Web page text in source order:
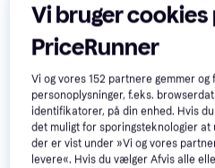
500+
Vi bruger cookies
PriceRunner
Vi og vores152 partnere gemmer og
personoplysninger, f.eks.
identifikatorer, på din enhed. Hvis
det muligt for sporingsteknologier at
der er vist under »Vi og vores
levere«. Hvis du vælger Afvis alle